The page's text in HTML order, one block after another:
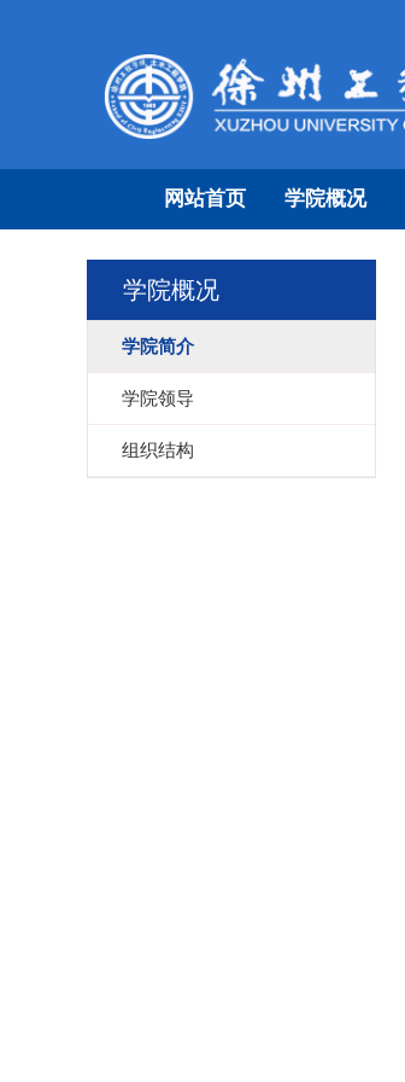
网站首页 学院概况
学院概况
学院简介
学院领导
组织结构